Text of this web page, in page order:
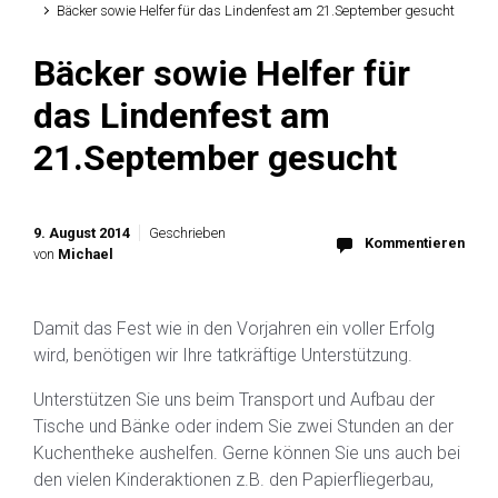
Bäcker sowie Helfer für das Lindenfest am 21.September gesucht
Bäcker sowie Helfer für
das Lindenfest am
21.September gesucht
9. August 2014
Geschrieben
von Michael
Kommentieren
Damit das Fest wie in den Vorjahren ein voller Erfolg
wird, benötigen wir Ihre tatkräftige Unterstützung.
Unterstützen Sie uns beim Transport und Aufbau der
Tische und Bänke oder indem Sie zwei Stunden an der
Kuchentheke aushelfen. Gerne können Sie uns auch bei
den vielen Kinderaktionen z.B. den Papierfliegerbau,